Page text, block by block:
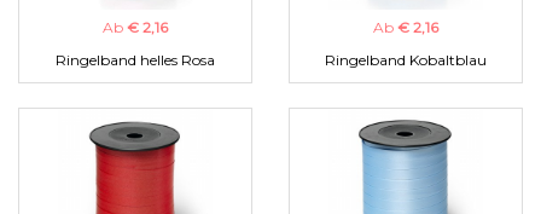
Ab € 2,16
Ringelband helles Rosa
Ab € 2,16
Ringelband Kobaltblau